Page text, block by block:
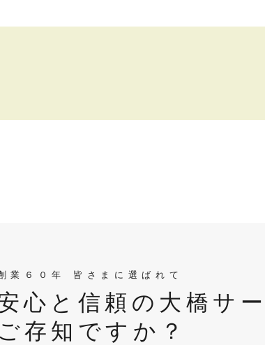
業６０年 皆さまに選ばれて
心と信頼の大橋サ
ご存知ですか？